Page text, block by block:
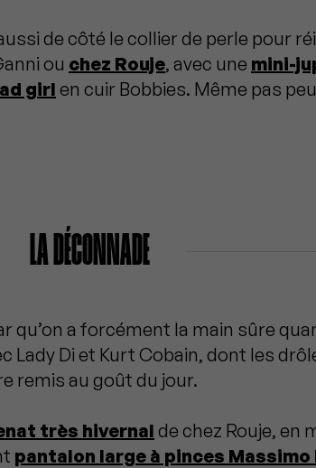
de côté le collier de perle pour
ou chez Rouje, avec une mini-
girl en cuir Bobbies. Même pas
LA DÉCONNADE
qu’on a forcément la main sûre
Lady Di et Kurt Cobain, dont les
remis au goût du jour.
très hivernalde chez Rouje, en
pantalon large à pinces